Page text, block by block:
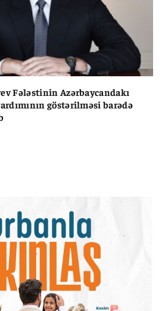
Fələstinin Azərbaycandakı
göstərilməsi barədə